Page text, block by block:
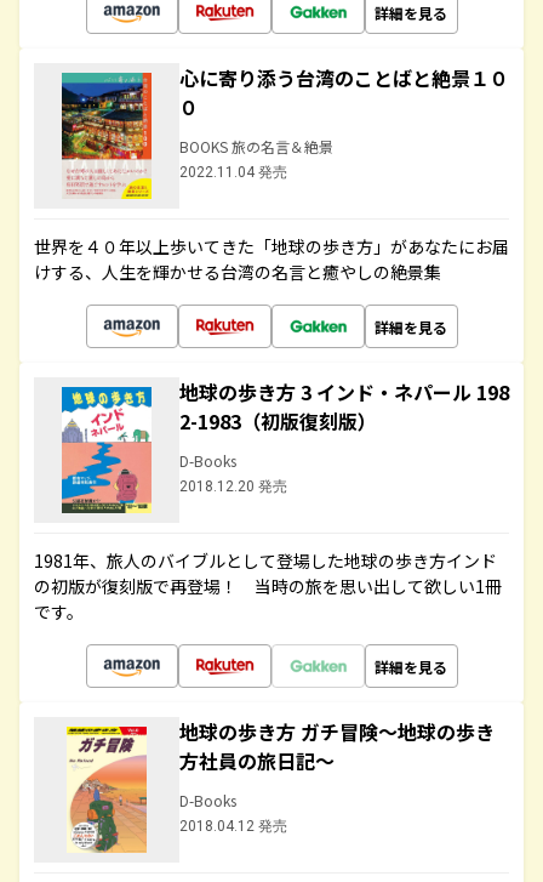
詳細を見る
心に寄り添う台湾のことばと絶景１０
０
BOOKS 旅の名言＆絶景
2022.11.04 発売
世界を４０年以上歩いてきた「地球の歩き方」があなたにお届
けする、人生を輝かせる台湾の名言と癒やしの絶景集
詳細を見る
地球の歩き方 3 インド・ネパール 198
2-1983（初版復刻版）
D-Books
2018.12.20 発売
1981年、旅人のバイブルとして登場した地球の歩き方インド
の初版が復刻版で再登場！ 当時の旅を思い出して欲しい1冊
です。
詳細を見る
地球の歩き方 ガチ冒険～地球の歩き
方社員の旅日記～
D-Books
2018.04.12 発売